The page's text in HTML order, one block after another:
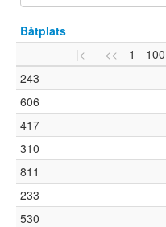
Båtplats
|<
<< 1 -
243
606
417
310
811
233
530